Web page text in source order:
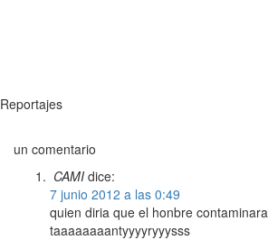
Reportajes
un comentario
CAMI dice:
7 junio 2012 a las 0:49
quien diria que el honbre contaminara
taaaaaaaantyyyyryyysss